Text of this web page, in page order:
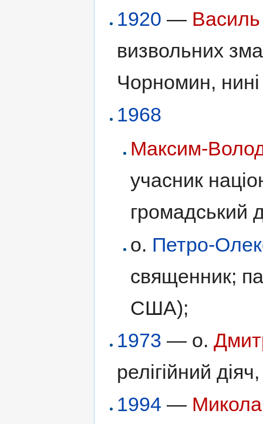
1920 —
визвольних
Чорномин,
1968
Максим-
учасник
громадський
о. Петро-
священник;
США);
1973 — о.
релігійний
1994 —